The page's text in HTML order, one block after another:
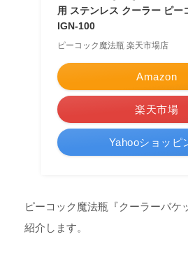
用 ステンレス クーラー ピー
IGN-100
ピーコック魔法瓶 楽天市場店
Amazon
楽天市場
Yahooショッピ
ピーコック魔法瓶『クーラーバケ
紹介します。